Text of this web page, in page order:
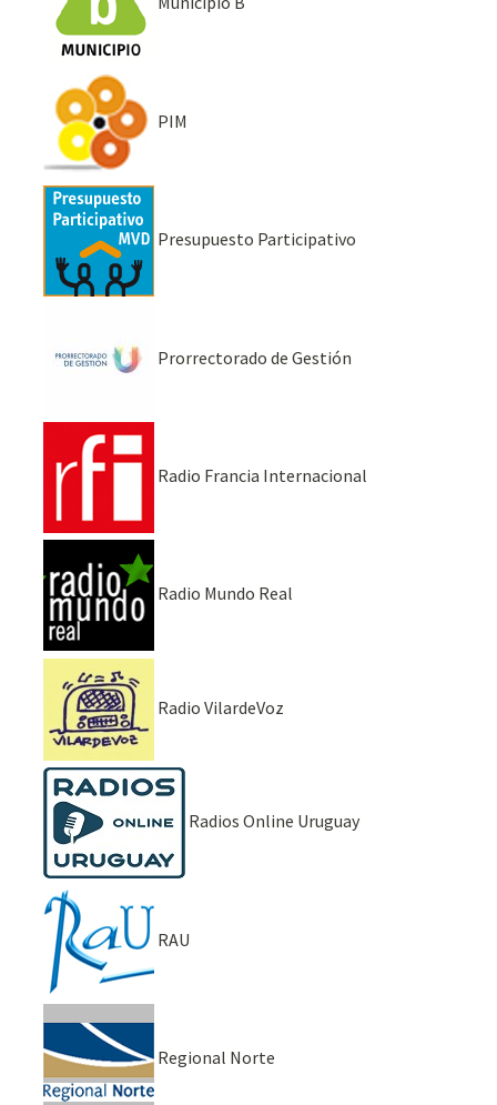
PIM
Presupuesto Participativo
Prorrectorado de Gestión
Radio Francia Internacional
Radio Mundo Real
Radio VilardeVoz
Radios Online Uruguay
RAU
Regional Norte